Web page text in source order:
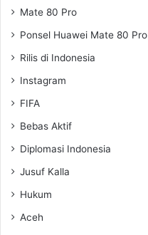
Mate 80 Pro
Ponsel Huawei Mate 80 Pro
Rilis di Indonesia
Instagram
FIFA
Bebas Aktif
Diplomasi Indonesia
Jusuf Kalla
Hukum
Aceh